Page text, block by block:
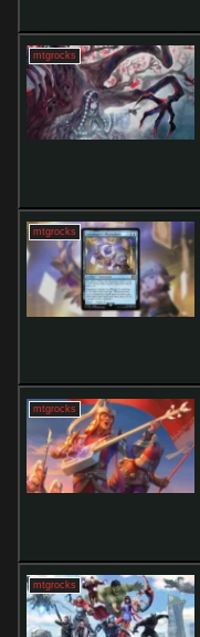
mtgrocks
mtgrocks
mtgrocks
mtgrocks